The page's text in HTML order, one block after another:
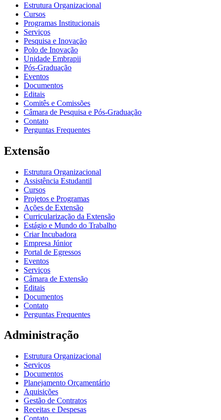
Estrutura Organizacional
Cursos
Programas Institucionais
Serviços
Pesquisa e Inovação
Polo de Inovação
Unidade Embrapii
Pós-Graduação
Eventos
Documentos
Editais
Comitês e Comissões
Câmara de Pesquisa e Pós-Graduação
Contato
Perguntas Frequentes
Extensão
Estrutura Organizacional
Assistência Estudantil
Cursos
Projetos e Programas
Ações de Extensão
Curricularização da Extensão
Estágio e Mundo do Trabalho
Criar Incubadora
Empresa Júnior
Portal de Egressos
Eventos
Serviços
Câmara de Extensão
Editais
Documentos
Contato
Perguntas Frequentes
Administração
Estrutura Organizacional
Serviços
Documentos
Planejamento Orçamentário
Aquisições
Gestão de Contratos
Receitas e Despesas